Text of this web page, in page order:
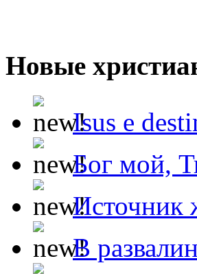
Новые
Isus e
Бог мой,
Источник
В